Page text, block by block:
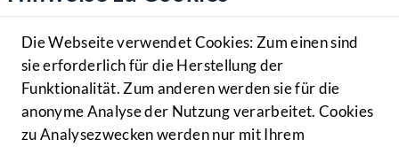
Benutzer
Navigationsmenü öffnen
MENÜ
Die Webseite verwendet Cookies: Zum einen sind
sie erforderlich für die Herstellung der
Funktionalität. Zum anderen werden sie für die
anonyme Analyse der Nutzung verarbeitet. Cookies
zu Analysezwecken werden nur mit Ihrem